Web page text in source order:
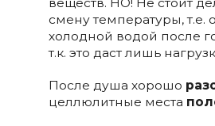
смену температуры, т.е.
холодной водой после
т.к. это даст лишь
После душа хорошо
целлюлитные места